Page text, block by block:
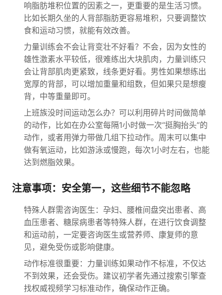
响脂肪堆积位置的因素之一，更重要的是生活习惯。
比如长期久坐的人背部脂肪更容易堆积，只要调整饮
食和运动习惯，就能有效改善。
力量训练会不会让背变壮不好看？不会，因为女性的
雄性激素水平较低，很难练出大块肌肉，力量训练只
会让背部肌肉更紧致，线条更好看。男性如果想练出
宽厚的背部，可以增加重量和组数，但如果只是想瘦
背，中等重量即可。
上班族没时间运动怎么办？可以利用碎片时间做简单
的动作，比如在办公室每隔1小时做一次“挺胸抬头”的
动作，或者用弹力带做几组下拉动作。周末可以集中
做有氧运动，比如游泳或慢跑，每次1小时左右，也能
达到燃脂效果。
注意事项：安全第一，这些细节不能忽略
特殊人群需咨询医生：孕妇、腰椎间盘突出患者、高
血压患者、糖尿病患者等特殊人群，在进行饮食调整
和运动前，一定要咨询医生或营养师、康复师的意
见，避免受伤或影响健康。
动作标准很重要：力量训练如果动作不标准，不仅达
不到效果，还会受伤。建议初学者先通过搜索引擎查
找权威视频学习标准动作，确保动作正确。